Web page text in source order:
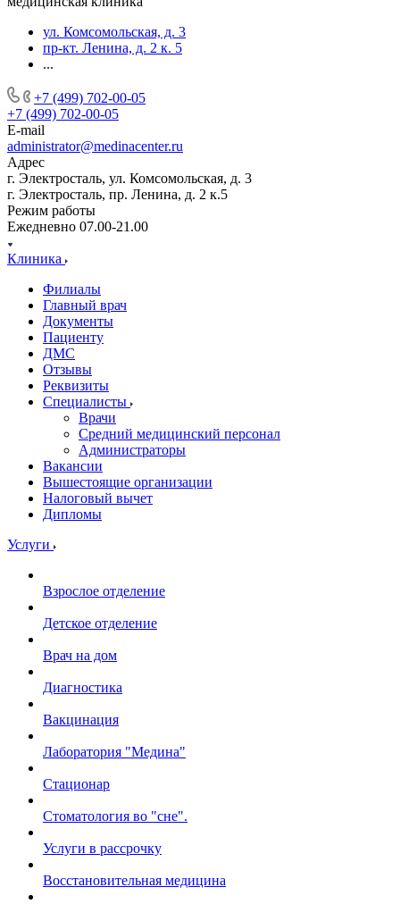
ул. Комсомольская, д. 3
пр-кт. Ленина, д. 2 к. 5
...
+7 (499) 702-00-05
+7 (499) 702-00-05
E-mail
administrator@medinacenter.ru
Адрес
г. Электросталь, ул. Комсомольская, д. 3
г. Электросталь, пр. Ленина, д. 2 к.5
Режим работы
Ежедневно 07.00-21.00
Клиника
Филиалы
Главный врач
Документы
Пациенту
ДМС
Отзывы
Реквизиты
Специалисты
Врачи
Средний медицинский персонал
Администраторы
Вакансии
Вышестоящие организации
Налоговый вычет
Дипломы
Услуги
Взрослое отделение
Детское отделение
Врач на дом
Диагностика
Вакцинация
Лаборатория "Медина"
Стационар
Стоматология во "сне".
Услуги в рассрочку
Восстановительная медицина